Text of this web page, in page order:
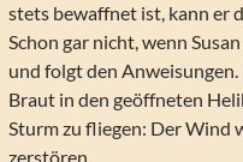
stets bewaffnet ist, kann er
Schon gar nicht, wenn
und folgt den
Braut in den geöffneten
Sturm zu fliegen: Der Wind
zerstören.